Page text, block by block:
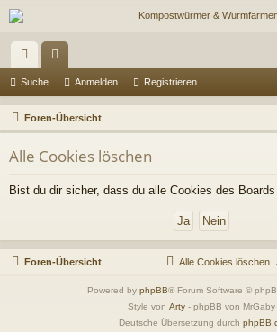
ch
ne
llz
ug
riff
en
Suche Anmelden Registrieren
Foren-Übersicht
Alle Cookies löschen
Bist du dir sicher, dass du alle Cookies des
Foren-Übersicht Alle Cookies löschen
Powered by phpBB® Forum Software ©
Style von Arty - phpBB von MrGaby
Deutsche Übersetzung durch